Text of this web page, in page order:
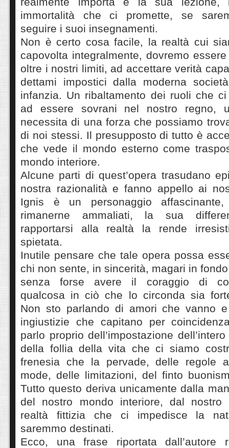
immortalità che ci promette, se
seguire i suoi insegnamenti.
Non è certo cosa facile, la realtà cui
capovolta integralmente, dovremo
oltre i nostri limiti, ad accettare verità
dettami impostici dalla moderna
infanzia. Un ribaltamento dei ruoli che
ad essere sovrani nel nostro regno,
necessita di una forza che possiamo
di noi stessi. Il presupposto di tutto è
che vede il mondo esterno come
mondo interiore.
Alcune parti di quest’opera trasudano
nostra razionalità e fanno appello ai
Ignis è un personaggio
rimanerne ammaliati, la sua
rapportarsi alla realtà la rende
spietata.
Inutile pensare che tale opera possa
chi non sente, in sincerità, magari in
senza forse avere il coraggio di
qualcosa in ciò che lo circonda sia
Non sto parlando di amori che vanno
ingiustizie che capitano per
parlo proprio dell’impostazione dell’intero
della follia della vita che ci siamo
frenesia che la pervade, delle regole
mode, delle limitazioni, del finto
Tutto questo deriva unicamente dalla
del nostro mondo interiore, dal nostro
realtà fittizia che ci impedisce la
saremmo destinati.
Ecco, una frase riportata dall’autore